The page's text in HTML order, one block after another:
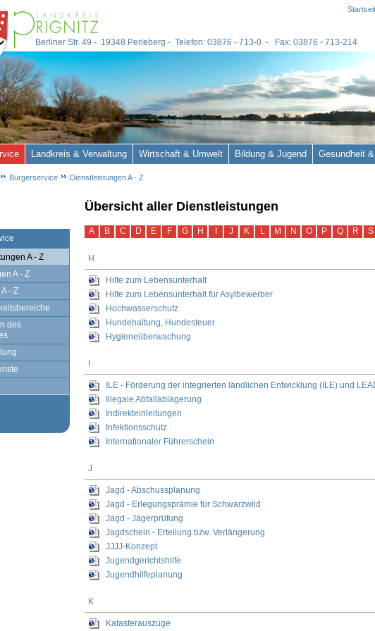
A - Z
A - Z
- Z
des
Übersicht aller Dienstleistungen
A B C D E F G H J K L M N O P Q R S
H
Hilfe zum Lebensunterhalt
Hilfe zum Lebensunterhalt für Asylbewerber
Hochwasserschutz
Hundehaltung, Hundesteuer
Hygieneüberwachung
ILE - Förderung der integrierten ländlichen Entwicklung (ILE) und
Illegale Abfallablagerung
Indirekteinleitungen
Infektionsschutz
Internationaler Führerschein
J
Jagd - Abschussplanung
Jagd - Erlegungsprämie für Schwarzwild
Jagd - Jägerprüfung
Jagdschein - Erteilung bzw. Verlängerung
JJJJ-Konzept
Jugendgerichtshilfe
Jugendhilfeplanung
K
Katasterauszüge
Berliner Str. 49 - 19348 Perleberg - Telefon: 03876 - 713-0 - Fax: 03876 - 713-214
Landkreis & Verwaltung Wirtschaft & Umwelt Bildung & Jugend Gesundheit
Bürgerservice Dienstleistungen A - Z